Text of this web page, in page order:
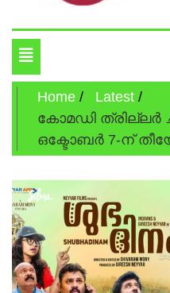
Silma.in
Toggle
navigation
Home
Latest
കോമഡി ത്രില്ലർ
ഒക്ടോബർ 7-ന്